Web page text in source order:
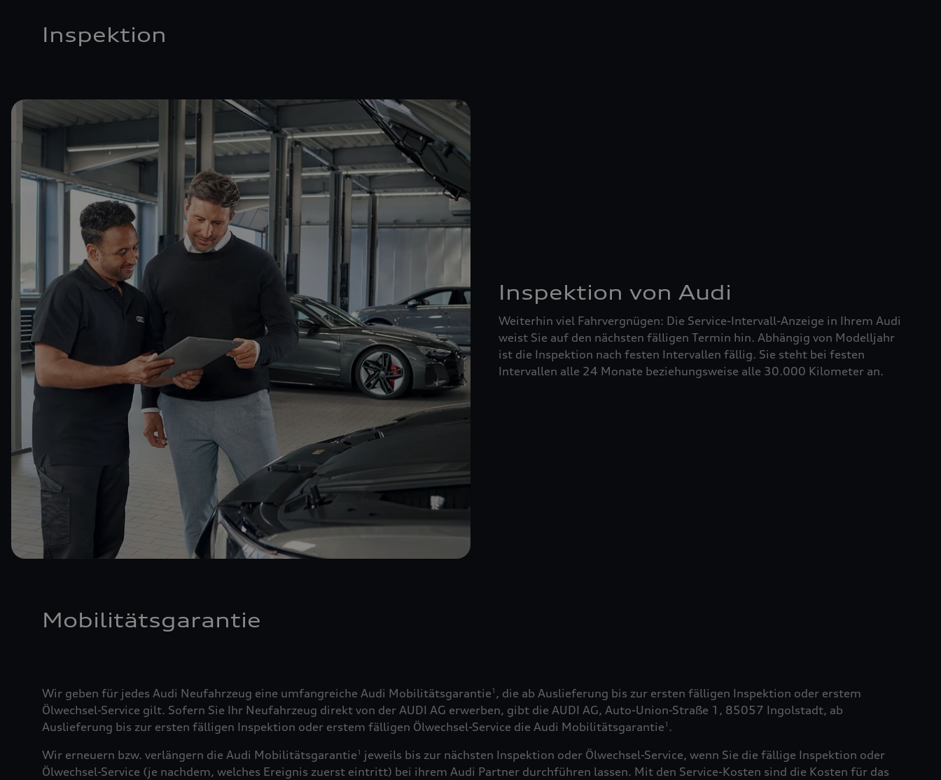
Inspektion
Inspektion von Audi
Weiterhin viel Fahrvergnügen: Die Service-Intervall-Anzeige in Ihrem Audi
weist Sie auf den nächsten fälligen Termin hin. Abhängig von Modelljahr
ist die Inspektion nach festen Intervallen fällig. Sie steht bei festen
Intervallen alle 24 Monate beziehungsweise alle 30.000 Kilometer an.
Mobilitätsgarantie
Wir geben für jedes Audi Neufahrzeug eine umfangreiche Audi Mobilitätsgarantie1 , die ab Auslieferung bis zur ersten fälligen Inspektion oder erstem
Ölwechsel-Service gilt. Sofern Sie Ihr Neufahrzeug direkt von der AUDI AG erwerben, gibt die AUDI AG, Auto-Union-Straße 1, 85057 Ingolstadt, ab
Auslieferung bis zur ersten fälligen Inspektion oder erstem fälligen Ölwechsel-Service die Audi Mobilitätsgarantie1 .
Wir erneuern bzw. verlängern die Audi Mobilitätsgarantie1
jeweils bis zur nächsten Inspektion oder Ölwechsel-Service, wenn Sie die fällige Inspektion oder
Ölwechsel-Service (je nachdem, welches Ereignis zuerst eintritt) bei ihrem Audi Partner durchführen lassen. Mit den Service-Kosten sind die Kosten für das